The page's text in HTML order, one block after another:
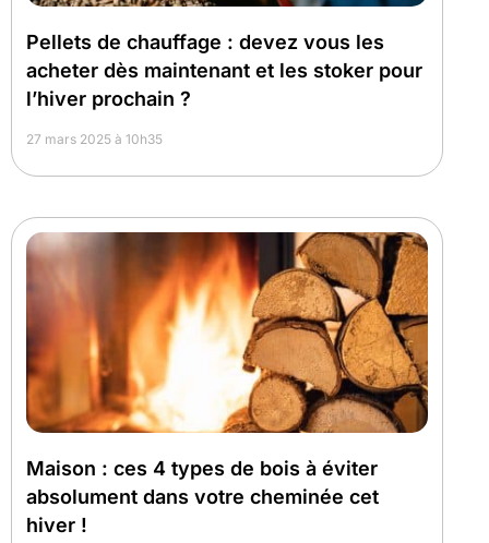
Pellets de chauffage : devez vous les
acheter dès maintenant et les stoker pour
l’hiver prochain ?
27 mars 2025 à 10h35
Maison : ces 4 types de bois à éviter
absolument dans votre cheminée cet
hiver !